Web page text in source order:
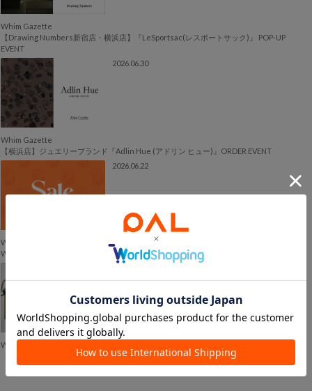
Whim Gazette
【Drawing Numbers新宿店・横浜店】『LeSportsac(レスポートサック)』 POP-UP
EVENT
2026.06.30
Whim Gazette
【横浜店】ジュエリーブランド『Adlin Hue (アドリン ヒュー)』ORDER EVENT
2026.06.22
Whim Gazette
Whim Gazette SUMMER SALE 各店舗のセール日程
Whim Gazette
【INFORMATION】ジャケット パーソナルオーダー会開催のお知らせ